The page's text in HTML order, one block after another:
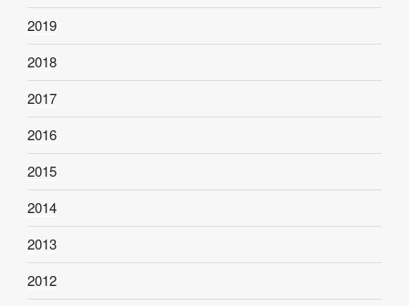
2019
2018
2017
2016
2015
2014
2013
2012